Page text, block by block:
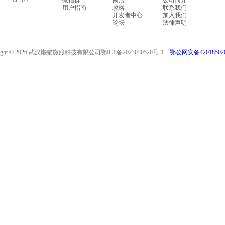
用户指南
攻略
开发者中心
论坛
联系我们
加入我们
法律声明
© 2026 武汉懒猫微服科技有限公司鄂ICP备2023030520号-1 鄂公网安备